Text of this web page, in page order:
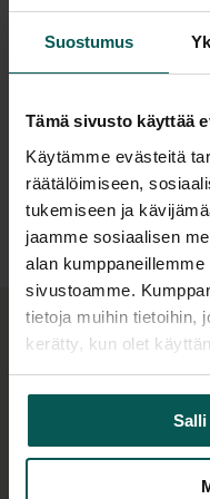
Suostumus
Tämä sivusto käyttää
Käytämme evästeitä
räätälöimiseen,
tukemiseen ja
jaamme sosiaalisen
alan
sivustoamme.
tietoja muihin tietoihin,
kerätty, kun olet
Salli
Jalustat
polyeteenistä, ja
pähkinäviilusta,
FENIX®-
ytimillä
tärkeä osa
pöydät on
hallintaan.
liitäntöjen
piilottamisen,
ympäristön.
Pöydät on
täyttämään tiukat
Tiedostot